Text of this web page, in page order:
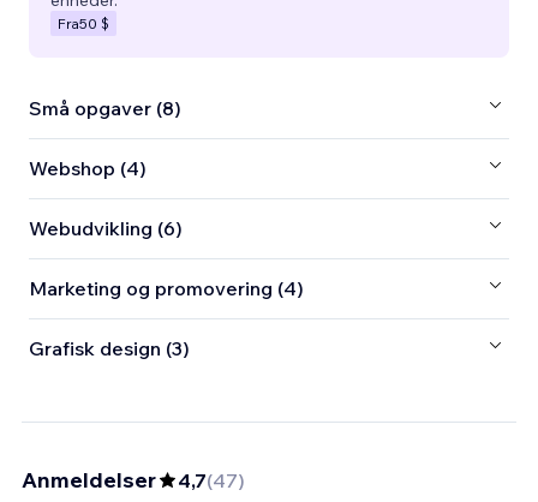
Fra50 $
Små opgaver (8)
Webshop (4)
Webudvikling (6)
Marketing og promovering (4)
Grafisk design (3)
Anmeldelser 4,7(47)